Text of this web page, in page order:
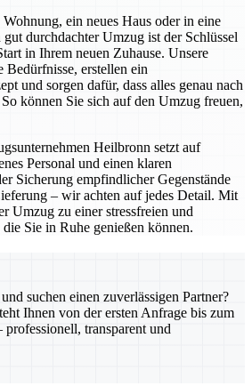
ein neues Haus oder in eine
gut durchdachter Umzug ist der Schlüssel
in Ihrem neuen Zuhause. Unsere
Bedürfnisse, erstellen ein
und sorgen dafür, dass alles genau nach
können Sie sich auf den Umzug freuen,
Heilbronn setzt auf
Personal und einen klaren
Sicherung empfindlicher Gegenstände
– wir achten auf jedes Detail. Mit
Umzug zu einer stressfreien und
Sie in Ruhe genießen können.
suchen einen zuverlässigen Partner?
Ihnen von der ersten Anfrage bis zum
transparent und